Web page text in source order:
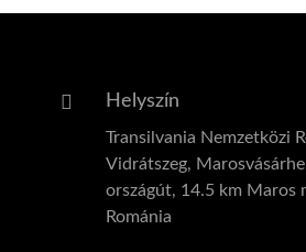
Helyszín
Transilvania Nemzetközi
Vidrátszeg,
országút, 14.5 km Maros
Románia